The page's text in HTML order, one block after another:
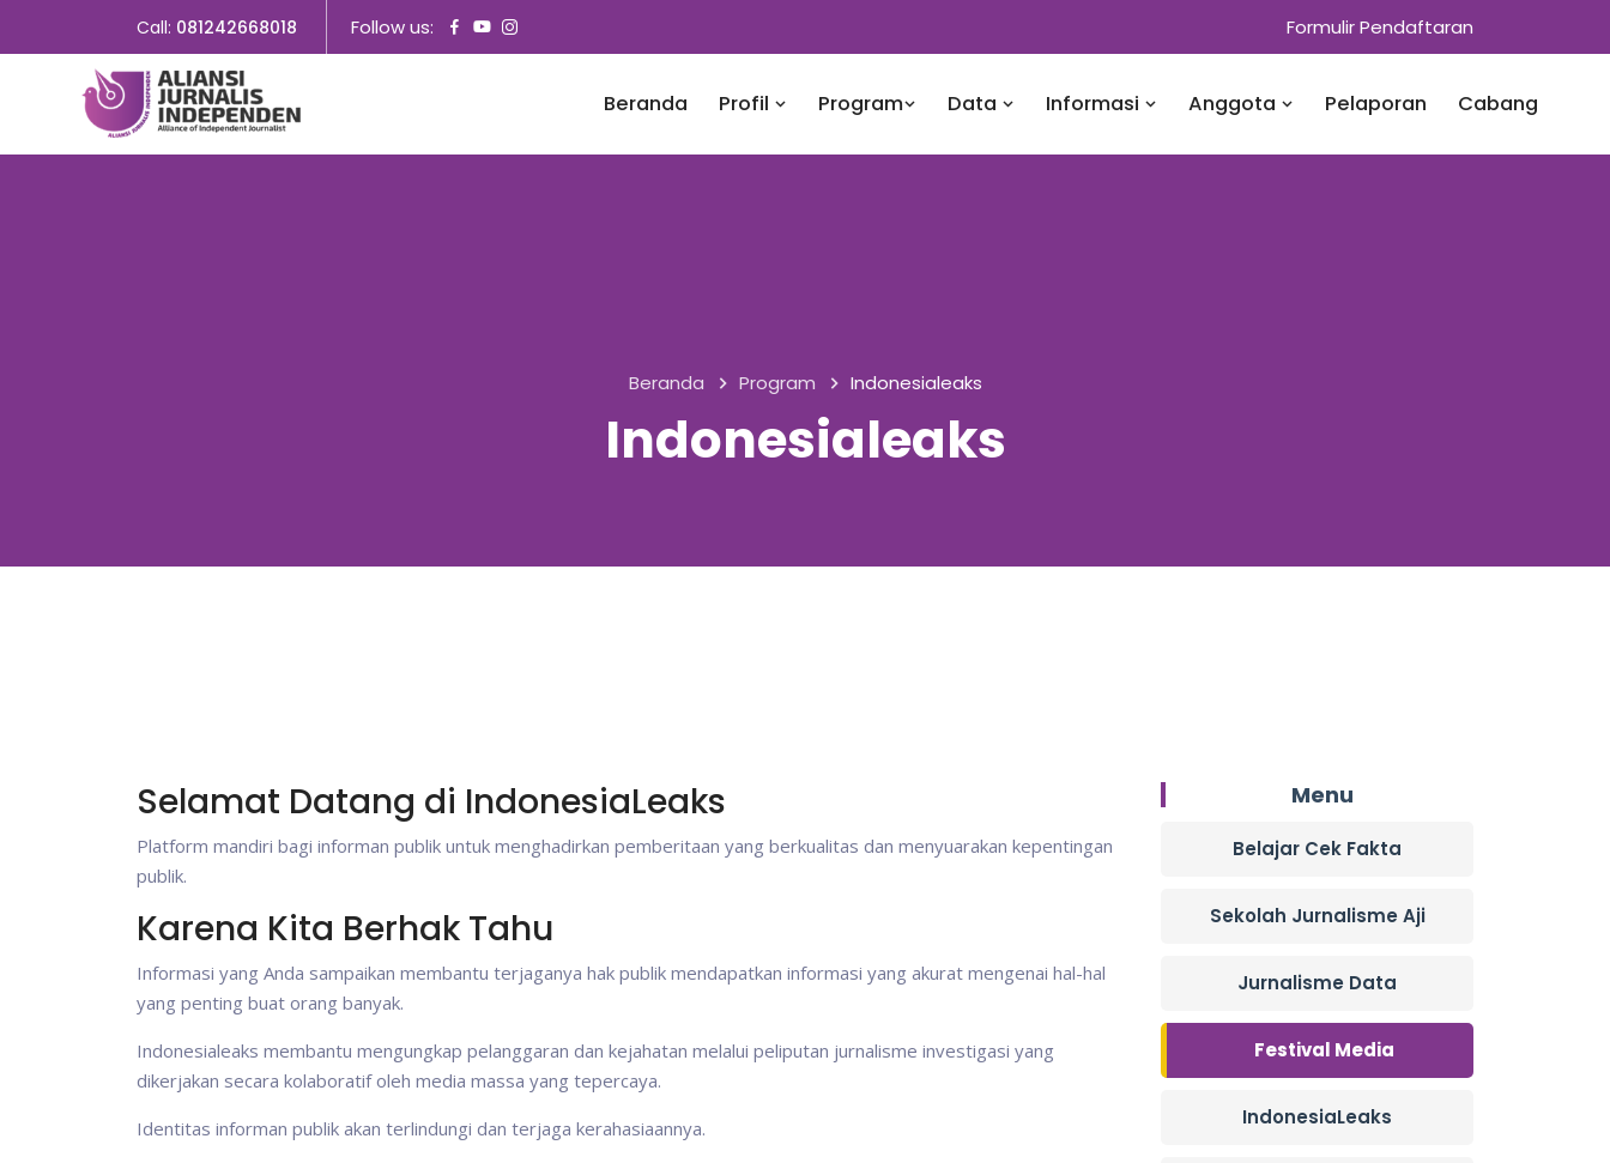
Call: 081242668018 Follow us: Formulir Pendaftaran
Beranda Profil Program Data Informasi Anggota Pelaporan Cabang
Beranda Program Indonesialeaks
Indonesialeaks
Selamat Datang di IndonesiaLeaks
Platform mandiri bagi informan publik untuk menghadirkan pemberitaan yang berkualitas dan menyuarakan kepentingan
publik.
Karena Kita Berhak Tahu
Informasi yang Anda sampaikan membantu terjaganya hak publik mendapatkan informasi yang akurat mengenai hal-hal
yang penting buat orang banyak.
Indonesialeaks membantu mengungkap pelanggaran dan kejahatan melalui peliputan jurnalisme investigasi yang
dikerjakan secara kolaboratif oleh media massa yang tepercaya.
Identitas informan publik akan terlindungi dan terjaga kerahasiaannya.
Menu
Belajar Cek Fakta
Sekolah Jurnalisme Aji
Jurnalisme Data
Festival Media
IndonesiaLeaks